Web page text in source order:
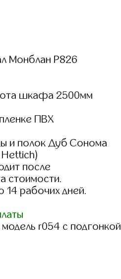
Монблан Р826
шкафа 2500мм
ПВХ
и полок Дуб Сонома
после
стоимости.
14 рабочих дней.
r054 с подгонкой